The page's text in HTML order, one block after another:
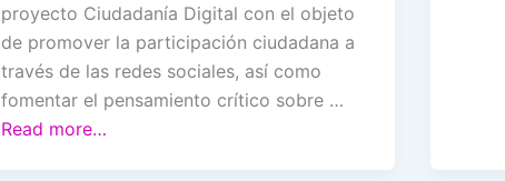
proyecto Ciudadanía Digital con el objeto
de promover la participación ciudadana a
través de las redes sociales, así como
fomentar el pensamiento crítico sobre …
Read more…